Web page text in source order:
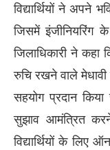
विद्यार्थियों ने अपने
जिसमें इंजीनियरिंग
जिलाधिकारी ने कहा
रुचि रखने वाले मेधावी
सहयोग प्रदान किया
सुझाव आमंत्रित
विद्यार्थियों के लिए